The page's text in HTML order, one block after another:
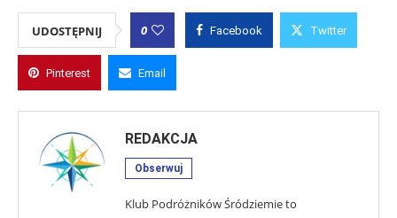
UDOSTĘPNIJ 0 Facebook Twitter
Pinterest Email
REDAKCJA
Obserwuj
Klub Podróżników Śródziemie to